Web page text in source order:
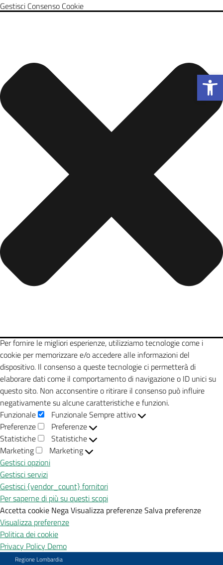
Apri la
Gestisci Consenso Cookie
Per fornire le migliori esperienze, utilizziamo tecnologie come i
cookie per memorizzare e/o accedere alle informazioni del
dispositivo. Il consenso a queste tecnologie ci permetterà di
elaborare dati come il comportamento di navigazione o ID unici su
questo sito. Non acconsentire o ritirare il consenso può influire
negativamente su alcune caratteristiche e funzioni.
Funzionale
FunzionaleSempre attivo
Preferenze
Preferenze
Statistiche
Statistiche
Marketing
Marketing
Gestisci opzioni
Gestisci servizi
Gestisci {vendor_count} fornitori
Per saperne di più su questi scopi
Accetta cookie NegaVisualizza preferenzeSalva preferenze
Visualizza preferenze
Politica dei cookie
Privacy Policy Demo
Vai ai contenuti
Vai al footer
Regione Lombardia